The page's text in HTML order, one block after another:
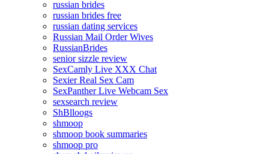
russian brides
russian brides free
russian dating services
Russian Mail Order Wives
RussianBrides
senior sizzle review
SexCamly Live XXX Chat
Sexier Real Sex Cam
SexPanther Live Webcam Sex
sexsearch review
ShBlloogs
shmoop
shmoop book summaries
shmoop pro